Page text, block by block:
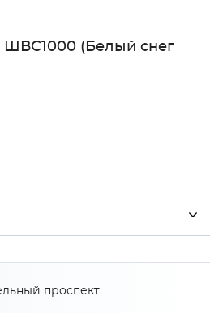
(Белый снег
МиФ